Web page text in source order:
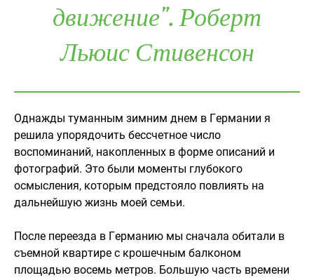
движение”. Роберт
Льюис Стивенсон
Однажды туманным зимним днем в Германии я
решила упорядочить бессчетное число
воспоминаний, накопленных в форме описаний и
фотографий. Это были моменты глубокого
осмысления, которым предстояло повлиять на
дальнейшую жизнь моей семьи.
После переезда в Германию мы сначала обитали в
съемной квартире с крошечным балконом
площадью восемь метров. Большую часть времени